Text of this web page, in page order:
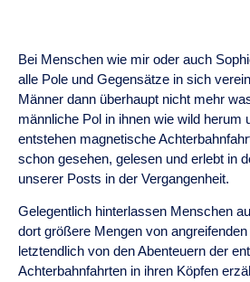
Bei Menschen wie mir oder auch
alle Pole und Gegensätze in sich
Männer dann überhaupt nicht mehr
männliche Pol in ihnen wie wild herum
entstehen magnetische
schon gesehen, gelesen und erlebt in
unserer Posts in der Vergangenheit.
Gelegentlich hinterlassen Menschen
dort größere Mengen von
letztendlich von den Abenteuern der
Achterbahnfahrten in ihren Köpfen